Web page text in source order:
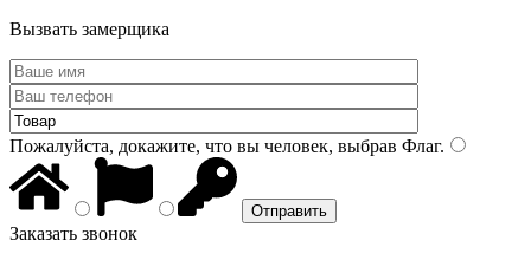
Вызвать замерщика
Пожалуйста, докажите, что вы человек, выбрав Флаг.
Заказать звонок